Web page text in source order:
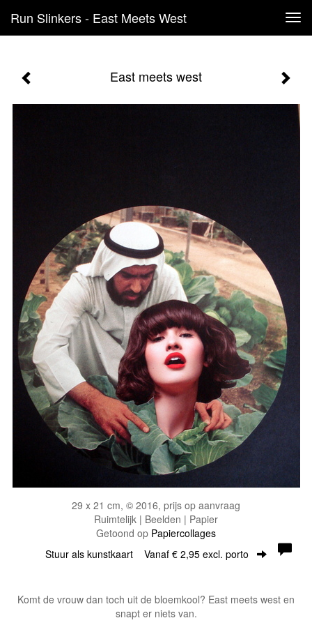
Run Slinkers - East Meets West
East meets west
29 x 21 cm, © 2016, prijs op aanvraag
Ruimtelijk | Beelden | Papier
Getoond op Papiercollages
Stuur als kunstkaart Vanaf € 2,95 excl. porto
Komt de vrouw dan toch uit de bloemkool? East meets west en
snapt er niets van.